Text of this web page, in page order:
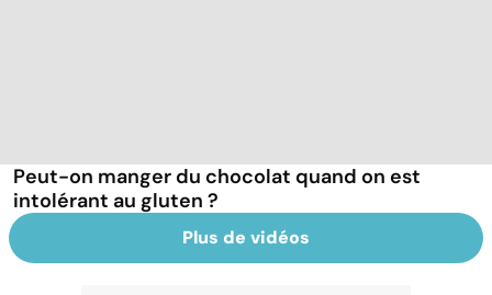
Peut-on manger du chocolat quand on est
intolérant au gluten ?
Plus de vidéos